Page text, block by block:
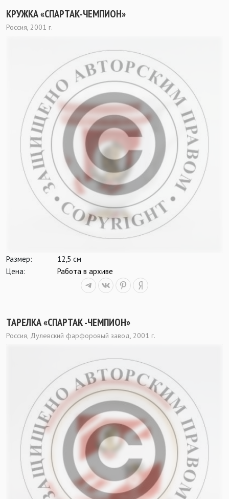
КРУЖКА «СПАРТАК-ЧЕМПИОН»
Россия, 2001 г.
Размер:
12,5 см
Цена:
Работа в архиве
ТАРЕЛКА «СПАРТАК -ЧЕМПИОН»
Россия, Дулевский фарфоровый завод, 2001 г.